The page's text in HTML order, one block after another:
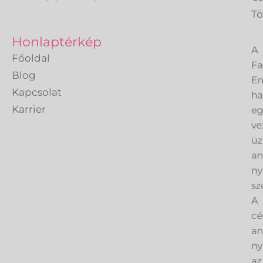
Honlaptérkép
Főoldal
Blog
Kapcsolat
Karrier
A
az